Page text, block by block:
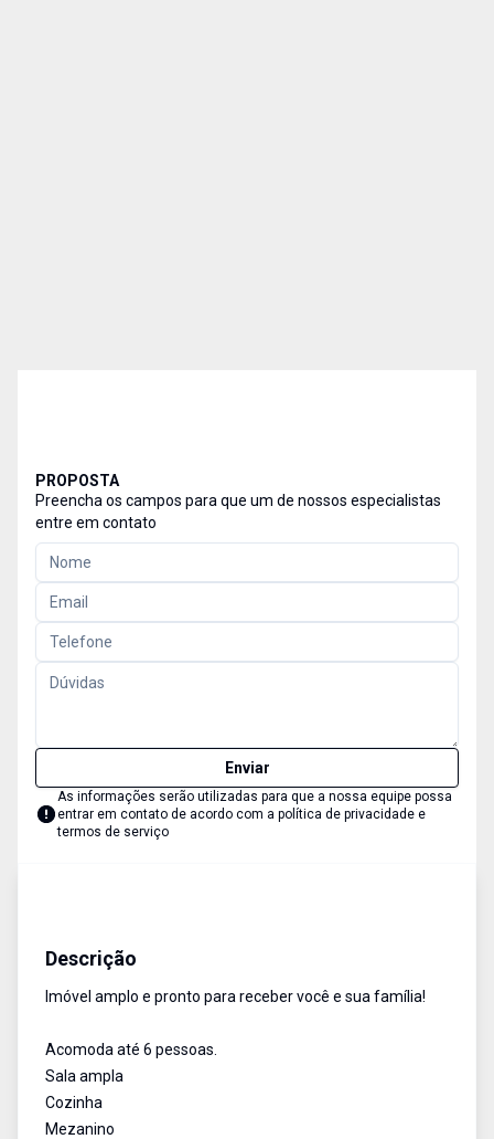
PROPOSTA
Preencha os campos para que um de nossos especialistas
entre em contato
Enviar
As informações serão utilizadas para que a nossa equipe possa
entrar em contato de acordo com a política de privacidade e
termos de serviço
Descrição
Imóvel amplo e pronto para receber você e sua família!
Acomoda até 6 pessoas.
Sala ampla
Cozinha
Mezanino